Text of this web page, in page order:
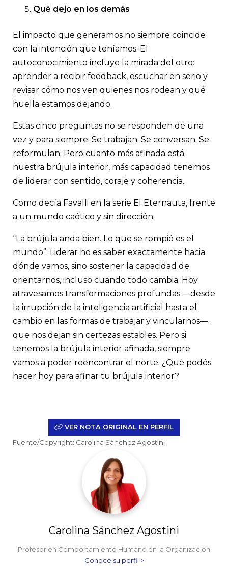
Carolina Sánchez Agostini
Profesor en Comportamiento Humano en la Organización
Conocé su perfil >
Qué dejo en los demás
El impacto que generamos no siempre coincide
con la intención que teníamos. El
autoconocimiento incluye la mirada del otro:
aprender a recibir feedback, escuchar en serio y
revisar cómo nos ven quienes nos rodean y qué
huella estamos dejando.
Estas cinco preguntas no se responden de una
vez y para siempre. Se trabajan. Se conversan. Se
reformulan. Pero cuanto más afinada está
nuestra brújula interior, más capacidad tenemos
de liderar con sentido, coraje y coherencia.
Como decía Favalli en la serie El Eternauta, frente
a un mundo caótico y sin dirección:
“La brújula anda bien. Lo que se rompió es el
mundo”. Liderar no es saber exactamente hacia
dónde vamos, sino sostener la capacidad de
orientarnos, incluso cuando todo cambia. Hoy
atravesamos transformaciones profundas —desde
la irrupción de la inteligencia artificial hasta el
cambio en las formas de trabajar y vincularnos—
que nos dejan sin certezas estables. Pero si
tenemos la brújula interior afinada, siempre
vamos a poder reencontrar el norte: ¿Qué podés
hacer hoy para afinar tu brújula interior?
VER NOTA ORIGINAL EN PERFIL
Fuente/Copyright: Carolina Sánchez Agostini